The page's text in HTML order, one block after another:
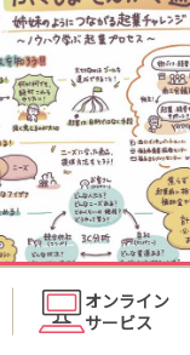
オンライン
サービス